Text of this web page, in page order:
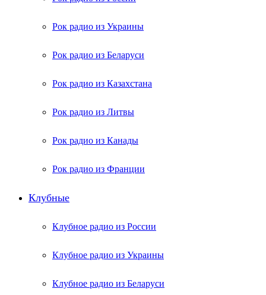
Рок радио из Украины
Рок радио из Беларуси
Рок радио из Казахстана
Рок радио из Литвы
Рок радио из Канады
Рок радио из Франции
Клубные
Клубное радио из России
Клубное радио из Украины
Клубное радио из Беларуси